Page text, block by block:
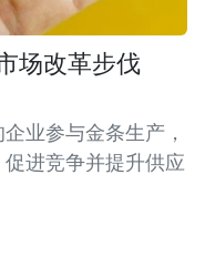
场改革步伐
业参与金条生产，
进竞争并提升供应